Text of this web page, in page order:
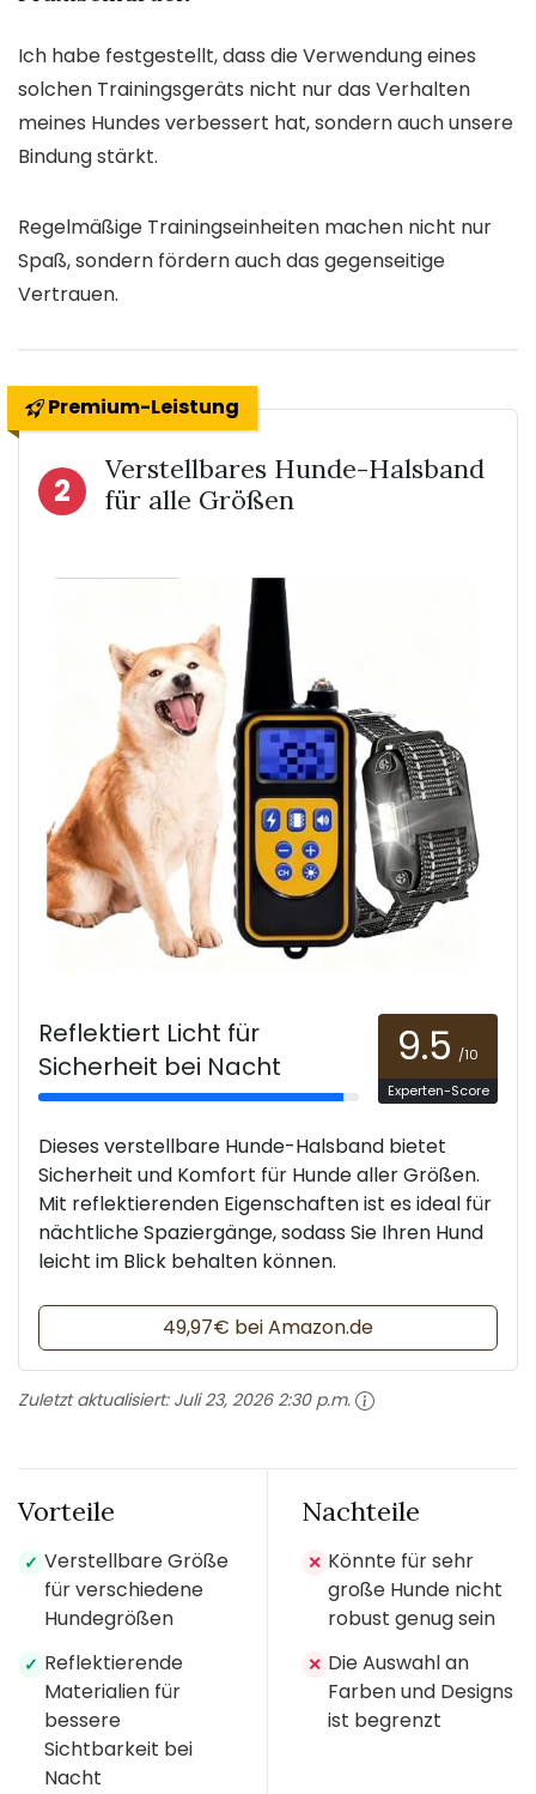
Ich habe festgestellt, dass die Verwendung eines
solchen Trainingsgeräts nicht nur das Verhalten
meines Hundes verbessert hat, sondern auch unsere
Bindung stärkt.
Regelmäßige Trainingseinheiten machen nicht nur
Spaß, sondern fördern auch das gegenseitige
Vertrauen.
Premium-Leistung
2
Verstellbares Hunde-Halsband
für alle Größen
Reflektiert Licht für
Sicherheit bei Nacht
9.5 /10
Experten-Score
Dieses verstellbare Hunde-Halsband bietet
Sicherheit und Komfort für Hunde aller Größen.
Mit reflektierenden Eigenschaften ist es ideal für
nächtliche Spaziergänge, sodass Sie Ihren Hund
leicht im Blick behalten können.
49,97€ bei Amazon.de
Zuletzt aktualisiert: Juli 23, 2026 2:30 p.m.
Vorteile
✓ Verstellbare Größe
für verschiedene
Hundegrößen
✓ Reflektierende
Materialien für
bessere
Sichtbarkeit bei
Nacht
Nachteile
✕ Könnte für sehr
große Hunde nicht
robust genug sein
✕ Die Auswahl an
Farben und Designs
ist begrenzt